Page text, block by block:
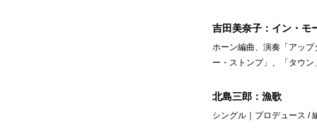
吉田美奈子：イン・モ
ホーン編曲、演奏「アッ
ー・ストンプ」、「タウ
北島三郎：漁歌
シングル｜プロデュース /